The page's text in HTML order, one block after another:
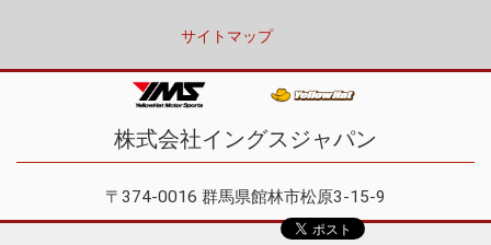
サイトマップ
株式会社イングスジャパン
〒374-0016 群馬県館林市松原3-15-9